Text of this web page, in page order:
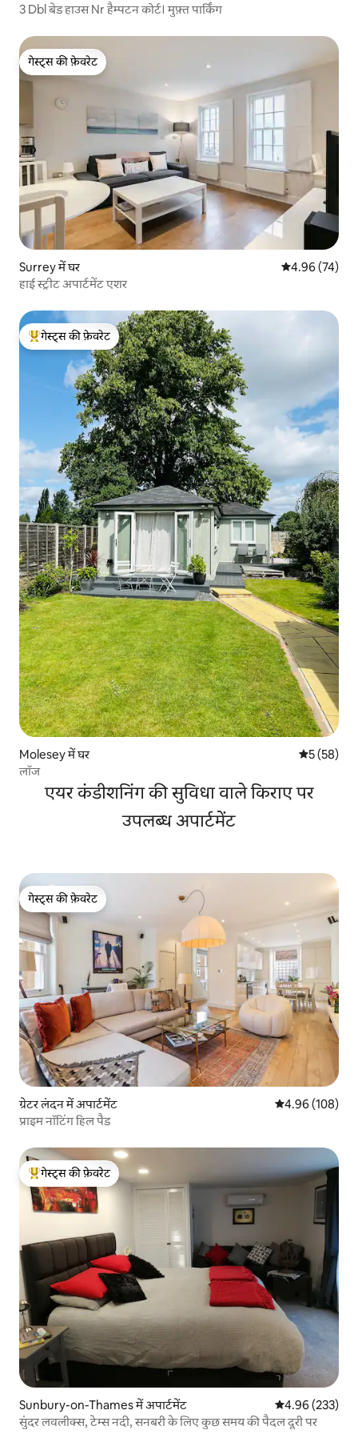
3 Dbl बेड हाउस Nr हैम्पटन कोर्ट। मुफ़्त पार्किंग
गेस्ट्स की फ़ेवरेट
गेस्ट्स की फ़ेवरेट
Surrey में घर औसत रेटिंग 5 में
4.96 (74)
हाई स्ट्रीट अपार्टमेंट एशर
गेस्ट्स का टॉप फ़ेवरेट
गेस्ट्स की फ़ेवरेट
Molesey में घर औसत रेटिंग
5 (58)
लॉज
एयर कंडीशनिंग की सुविधा वाले किराए पर
उपलब्ध अपार्टमेंट
गेस्ट्स की फ़ेवरेट
गेस्ट्स की फ़ेवरेट
ग्रेटर लंदन में अपार्टमेंट औसत रेटिंग 5 में से
4.96 (108)
प्राइम नॉटिंग हिल पैड
गेस्ट्स का टॉप फ़ेवरेट
गेस्ट्स की फ़ेवरेट
Sunbury-on-Thames में अपार्टमेंट औसत रेटिंग 5 में से
4.96 (233)
सुंदर लवलीक्स, टेम्स नदी, सनबरी के लिए कुछ समय की पैदल दूरी पर